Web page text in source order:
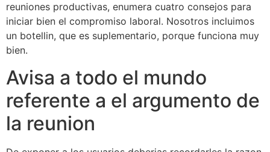
reuniones productivas, enumera cuatro consejos para
iniciar bien el compromiso laboral. Nosotros incluimos
un botellin, que es suplementario, porque funciona muy
bien.
Avisa a todo el mundo
referente a el argumento de
la reunion